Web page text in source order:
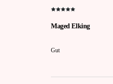
Maged Elking
Gut